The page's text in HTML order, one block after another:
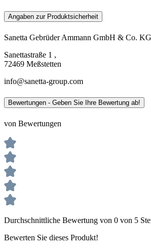
Angaben zur Produktsicherheit
Sanetta Gebrüder Ammann GmbH & Co. KG
Sanettastraße 1 ,
72469 Meßstetten
info@sanetta-group.com
Bewertungen - Geben Sie Ihre Bewertung ab!
von Bewertungen
Durchschnittliche Bewertung von 0 von 5
Bewerten Sie dieses Produkt!